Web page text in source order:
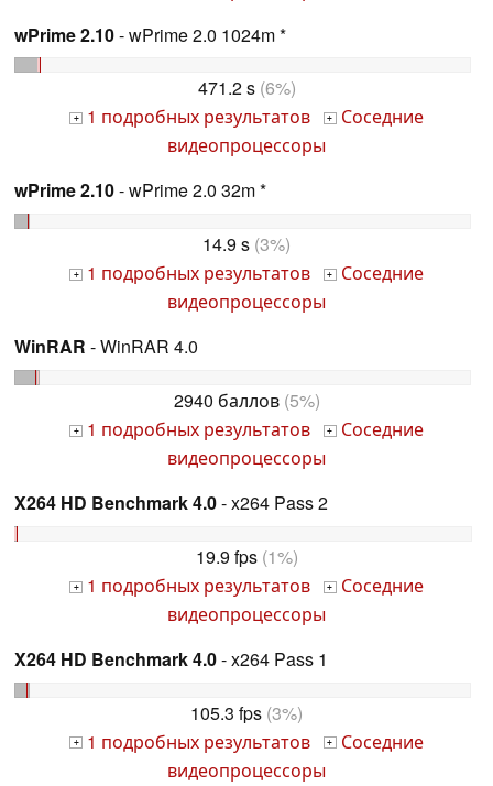
wPrime 2.10- wPrime 2.0 1024m *
471.2 s(6%)
+ 1 подробных результатов + Соседние
видеопроцессоры
wPrime 2.10- wPrime 2.0 32m *
14.9 s (3%)
+ 1 подробных результатов + Соседние
видеопроцессоры
WinRAR - WinRAR 4.0
2940 баллов(5%)
+ 1 подробных результатов + Соседние
видеопроцессоры
X264 HD Benchmark 4.0- x264 Pass 2
19.9 fps(1%)
+ 1 подробных результатов + Соседние
видеопроцессоры
X264 HD Benchmark 4.0- x264 Pass 1
105.3 fps (3%)
+ 1 подробных результатов + Соседние
видеопроцессоры